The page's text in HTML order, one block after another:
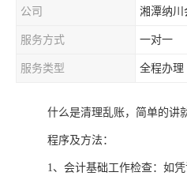
公司 湘潭纳川
服务方式 一对一
服务类型 全程办理
什么是清理乱账，简单的讲
程序及方法：
1、会计基础工作检查：如